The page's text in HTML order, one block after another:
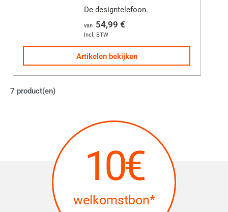
De designtelefoon.
van 54,99 €
Incl. BTW
Artikelen bekijken
7 product(en)
10€
welkomstbon*